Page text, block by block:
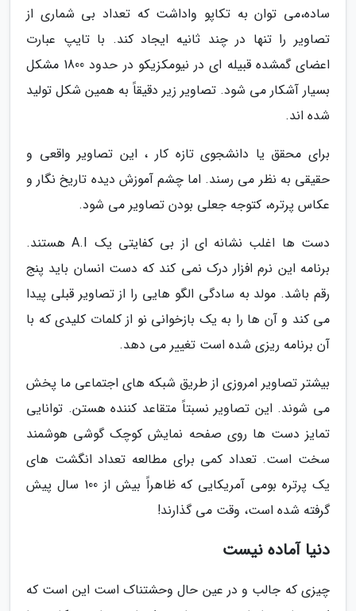
ساده،می توان به تکاپو واداشت که تعداد بی شماری از
تصاویر را تنها در چند ثانیه ایجاد کند. با تایپ عبارت
اعضای گمشده قبیله ای در نیومکزیکو در حدود 1800 مشکل
بسیار آشکار می شود. تصاویر زیر دقیقاً به همین شکل تولید
شده اند.
برای محقق یا دانشجوی تازه کار ، این تصاویر واقعی و
حقیقی به نظر می رسند. اما چشم آموزش دیده تاریخ نگار و
عکاس پرتره، کتوجه جعلی بودن تصاویر می شود.
دست ها اغلب نشانه ای از بی کفایتی یک A.I هستند.
برنامه این نرم افزار درک نمی کند که دست انسان باید پنج
رقم باشد. مولد به سادگی الگو هایی را از تصاویر قبلی پیدا
می کند و آن ها را به یک بازخوانی نو از کلمات کلیدی که با
آن برنامه ریزی شده است تغییر می دهد.
بیشتر تصاویر امروزی از طریق شبکه های اجتماعی ما پخش
می شوند. این تصاویر نسبتاً متقاعد کننده هستن. توانایی
تمایز دست ها روی صفحه نمایش کوچک گوشی هوشمند
سخت است. تعداد کمی برای مطالعه تعداد انگشت های
یک پرتره بومی آمریکایی که ظاهراً بیش از 100 سال پیش
گرفته شده است، وقت می گذارند!
دنیا آماده نیست
چیزی که جالب و در عین حال وحشتناک است این است که